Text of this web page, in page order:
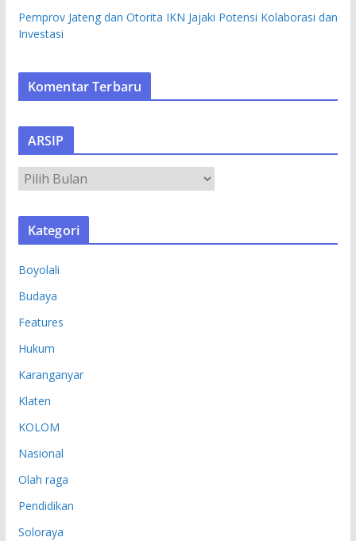
Pemprov Jateng dan Otorita IKN Jajaki Potensi Kolaborasi dan
Investasi
Komentar Terbaru
ARSIP
R
S
Kategori
Boyolali
Budaya
Features
Hukum
Karanganyar
Klaten
KOLOM
Nasional
Olah raga
Pendidikan
Soloraya